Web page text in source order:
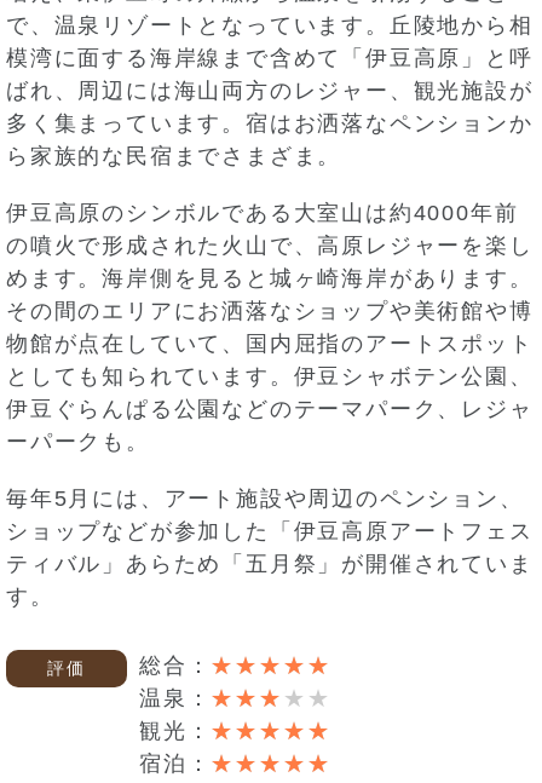
で、温泉リゾートとなっています。丘陵地から相
模湾に面する海岸線まで含めて「伊豆高原」と呼
ばれ、周辺には海山両方のレジャー、観光施設が
多く集まっています。宿はお洒落なペンションか
ら家族的な民宿までさまざま。
伊豆高原のシンボルである大室山は約4000年前
の噴火で形成された火山で、高原レジャーを楽し
めます。海岸側を見ると城ヶ崎海岸があります。
その間のエリアにお洒落なショップや美術館や博
物館が点在していて、国内屈指のアートスポット
としても知られています。伊豆シャボテン公園、
伊豆ぐらんぱる公園などのテーマパーク、レジャ
ーパークも。
毎年5月には、アート施設や周辺のペンション、
ショップなどが参加した「伊豆高原アートフェス
ティバル」あらため「五月祭」が開催されていま
す。
評価
総合：
温泉：
観光：
宿泊：